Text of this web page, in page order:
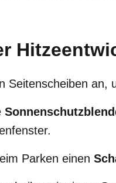
Seitenscheiben an,
Parken einen